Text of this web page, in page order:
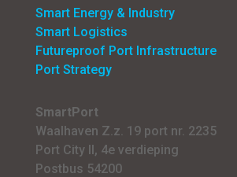
Smart Energy & Industry
Smart Logistics
Futureproof Port Infrastructure
Port Strategy
SmartPort
Waalhaven Z.z. 19 port nr. 2235
Port City II, 4e verdieping
Postbus 54200